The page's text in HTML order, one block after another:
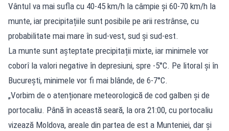
Vântul va mai sufla cu 40-45 km/h la câmpie și 60-70 km/h la
munte, iar precipitațiile sunt posibile pe arii restrânse, cu
probabilitate mai mare în sud-vest, sud și sud-est.
La munte sunt așteptate precipitații mixte, iar minimele vor
coborî la valori negative în depresiuni, spre -5°C. Pe litoral și în
București, minimele vor fi mai blânde, de 6-7°C.
„Vorbim de o atenționare meteorologică de cod galben și de
portocaliu. Până în această seară, la ora 21:00, cu portocaliu
vizează Moldova, areale din partea de est a Munteniei, dar și